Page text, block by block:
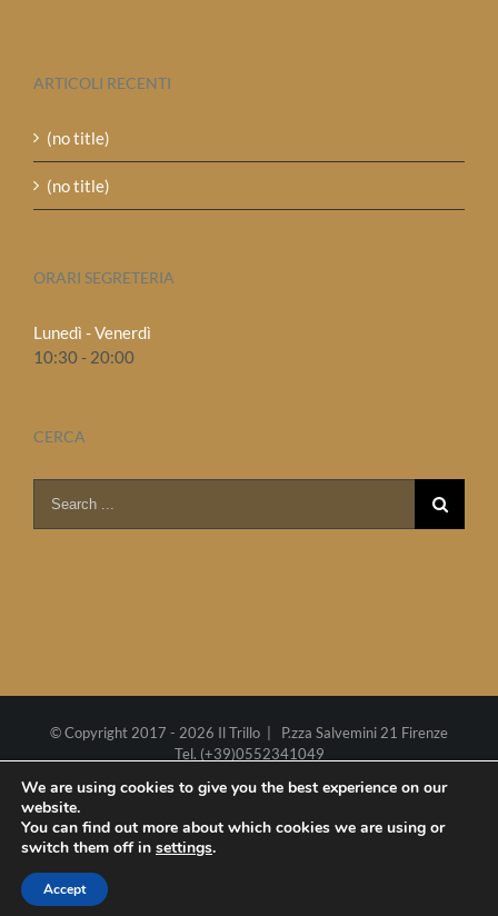
ARTICOLI RECENTI
(no title)
(no title)
ORARI SEGRETERIA
Lunedì - Venerdì
10:30 - 20:00
CERCA
for:
© Copyright 2017 - 2026 Il Trillo | P.zza Salvemini 21 Firenze
Tel. (+39)0552341049
We are using cookies to give you the best experience on our
website.
You can find out more about which cookies we are using or
switch them off in settings.
Accept